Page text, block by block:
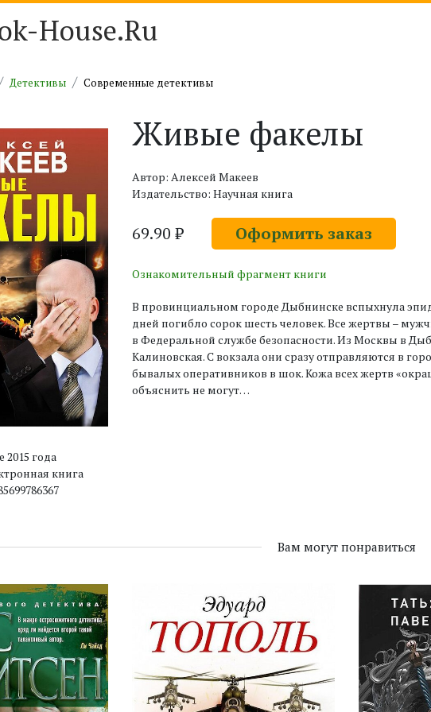
House.Ru
Детективы Современные детективы
2015 года
книга
Живые факелы
Автор: Алексей Макеев
Издательство: Научная книга
69.90 ₽ Оформить заказ
Ознакомительный фрагмент книги
В провинциальном городе Дыбнинске вспыхнула
дней погибло сорок шесть человек. Все жертвы –
в Федеральной службе безопасности. Из Москвы в
Калиновская. С вокзала они сразу отправляются в
бывалых оперативников в шок. Кожа всех жертв
объяснить не могут…
Вам могут понравиться